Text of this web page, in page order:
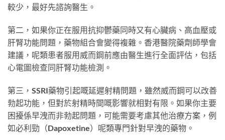
較少，最好先諮詢醫生。
第二，如果你正在服用抗抑鬱藥同時又有心臟病、高血壓或
肝腎功能問題，藥物組合會變得複雜。香港醫院藥劑師學會
建議，呢類患者服用威而鋼前應由醫生進行全面評估，包括
心電圖檢查同肝腎功能檢測。
第三，SSRI藥物引起嘅延遲射精問題，雖然威而鋼可以改善
勃起功能，但對於射精時間嘅影響就相對有限。如果你主要
困擾係早洩而非勃起問題，可能需要考慮其他治療方案，例
如必利勁（Dapoxetine）呢類專門針對早洩的藥物。